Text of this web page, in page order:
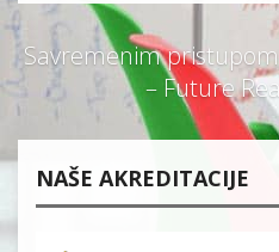
Savremenim
– Future
NAŠE AKREDITACIJE